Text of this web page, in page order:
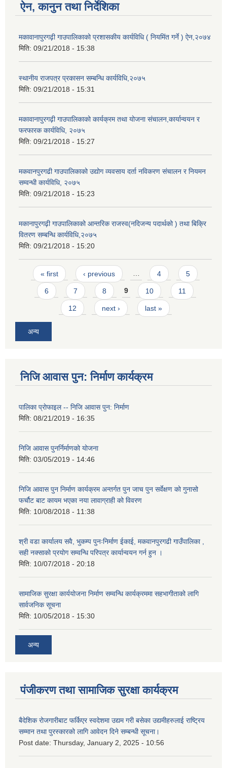
ऐन, कानुन तथा निर्देशिका
मकावानापुरगढ़ी गाउपालिकाको प्रशासकीय कार्यविधि ( नियमिंत गर्ने ) ऐन,२०७४
मिति: 09/21/2018 - 15:38
स्थानीय राजपत्र प्रकासन सम्बन्धि कार्यविधि,२०७५
मिति: 09/21/2018 - 15:31
मकावानापुरगढ़ी गाउपालिकाको कार्यक्रम तथा योजना संचालन,कार्यान्वयन र
फरफारक कार्यविधि, २०७५
मिति: 09/21/2018 - 15:27
मकवानपुरगढी गाउपालिकाको उद्योग व्यवसाय दर्ता नविकरण संचालन र नियमन
सम्वन्धी कार्यविधि, २०७५
मिति: 09/21/2018 - 15:23
मकानापुरगढ़ी गाउपालिकाको आन्तरिक राजस्व(नदिजन्य पदार्थको ) तथा बिक्रि
वितरण सम्बन्धि कार्यविधि,२०७५
मिति: 09/21/2018 - 15:20
Pages
« first ‹ previous … 4 5
6 7 8 9 10 11
12 next › last »
अन्य
निजि आवास पुन: निर्माण कार्यक्रम
पालिका प्राेफाइल -- निजि आवास पुन: निर्माण
मिति: 08/21/2019 - 16:35
निजि आवास पुनर्निर्माणको योजना
मिति: 03/05/2019 - 14:46
निजि आवास पुन निर्माण कार्यक्रम अन्तर्गत पुन जाच पुन सर्वेक्षण को गुनासो
फर्चौट बाट कायम भएका नया लावाग्राही को विवरण
मिति: 10/08/2018 - 11:38
श्री वडा कार्यालय सवै, भुकम्प पुनःनिर्माण ईकाई, मकवानपुरगढी गाउँपालिका ,
सही नक्साको प्रयोग सम्वन्धि परिपत्र कार्यान्वयन गर्न हुन ।
मिति: 10/07/2018 - 20:18
सामाजिक सुरक्षा कार्ययोजना निर्माण सम्वन्धि कार्यक्रममा सहभागीताको लागि
सार्वजनिक सूचना
मिति: 10/05/2018 - 15:30
अन्य
पंजीकरण तथा सामाजिक सुरक्षा कार्यक्रम
बैदेशिक रोजगारीबाट फर्किएर स्वदेशमा उद्यम गरी बसेका उद्यमीहरुलाई राष्‍ट्रिय
सम्मान तथा पुरस्कारको लागि आवेदन दिने सम्बन्धी सूचना।
Post date: Thursday, January 2, 2025 - 10:56